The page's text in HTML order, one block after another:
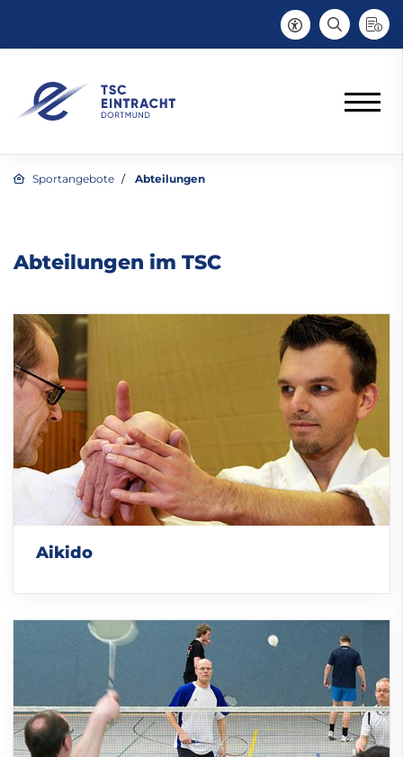
Sportangebote Abteilungen
Abteilungen im TSC
Aikido